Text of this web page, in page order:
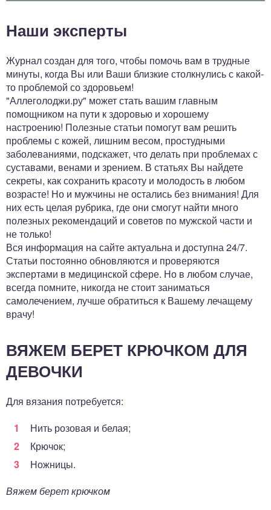
Наши эксперты
Журнал создан для того, чтобы помочь вам в трудные
минуты, когда Вы или Ваши близкие столкнулись с какой-
то проблемой со здоровьем!
"Аллеголоджи.ру" может стать вашим главным
помощником на пути к здоровью и хорошему
настроению! Полезные статьи помогут вам решить
проблемы с кожей, лишним весом, простудными
заболеваниями, подскажет, что делать при проблемах с
суставами, венами и зрением. В статьях Вы найдете
секреты, как сохранить красоту и молодость в любом
возрасте! Но и мужчины не остались без внимания! Для
них есть целая рубрика, где они смогут найти много
полезных рекомендаций и советов по мужской части и
не только!
Вся информация на сайте актуальна и доступна 24/7.
Статьи постоянно обновляются и проверяются
экспертами в медицинской сфере. Но в любом случае,
всегда помните, никогда не стоит заниматься
самолечением, лучше обратиться к Вашему лечащему
врачу!
ВЯЖЕМ БЕРЕТ КРЮЧКОМ ДЛЯ
ДЕВОЧКИ
Для вязания потребуется:
Нить розовая и белая;
Крючок;
Ножницы.
Вяжем берет крючком